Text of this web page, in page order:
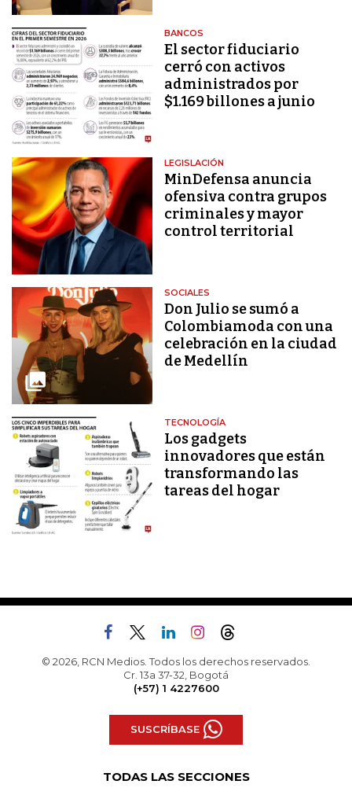
BANCOS
El sector fiduciario
cerró con activos
administrados por
$1.169 billones a junio
LEGISLACIÓN
MinDefensa anuncia
ofensiva contra grupos
criminales y mayor
control territorial
SOCIALES
Don Julio se sumó a
Colombiamoda con una
celebración en la ciudad
de Medellín
TECNOLOGÍA
Los gadgets
innovadores que están
transformando las
tareas del hogar
© 2026, RCN Medios. Todos los derechos reservados.
Cr. 13a 37-32, Bogotá
(+57) 1 4227600
SUSCRÍBASE
TODAS LAS SECCIONES